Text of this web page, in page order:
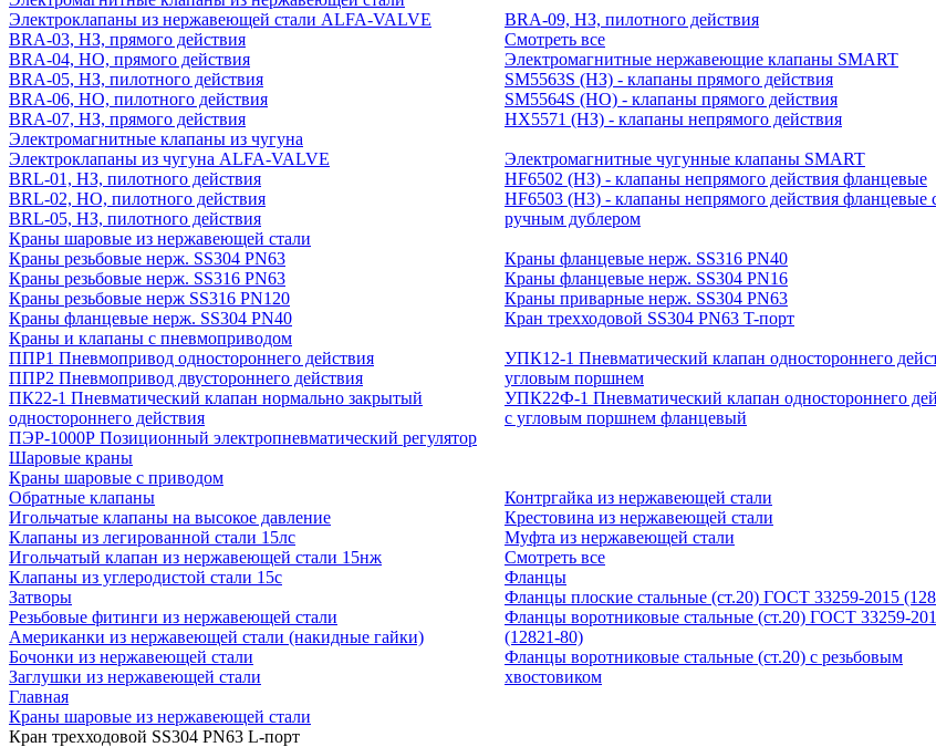
Электроклапаны из нержавеющей стали ALFA-VALVE
BRA-03, НЗ, прямого действия
BRA-04, НО, прямого действия
BRA-05, НЗ, пилотного действия
BRA-06, НО, пилотного действия
BRA-07, НЗ, прямого действия
BRA-09, НЗ, пилотного действия
Смотреть все
Электромагнитные нержавеющие клапаны SMART
SM5563S (НЗ) - клапаны прямого действия
SM5564S (НО) - клапаны прямого действия
HX5571 (НЗ) - клапаны непрямого действия
Электромагнитные клапаны из чугуна
Электроклапаны из чугуна ALFA-VALVE
BRL-01, НЗ, пилотного действия
BRL-02, НО, пилотного действия
BRL-05, НЗ, пилотного действия
Электромагнитные чугунные клапаны SMART
HF6502 (НЗ) - клапаны непрямого действия фланцевые
HF6503 (Н3) - клапаны непрямого действия фланцевые
ручным дублером
Краны шаровые из нержавеющей стали
Краны резьбовые нерж. SS304 PN63
Краны резьбовые нерж. SS316 PN63
Краны резьбовые нерж SS316 PN120
Краны фланцевые нерж. SS304 PN40
Краны фланцевые нерж. SS316 PN40
Краны фланцевые нерж. SS304 PN16
Краны приварные нерж. SS304 PN63
Кран трехходовой SS304 PN63 T-порт
Краны и клапаны с пневмоприводом
ППР1 Пневмопривод одностороннего действия
ППР2 Пневмопривод двустороннего действия
ПК22-1 Пневматический клапан нормально закрытый
одностороннего действия
ПЭР-1000Р Позиционный электропневматический регулятор
УПК12-1 Пневматический клапан одностороннего
угловым поршнем
УПК22Ф-1 Пневматический клапан одностороннего
с угловым поршнем фланцевый
Шаровые краны
Краны шаровые с приводом
Обратные клапаны
Игольчатые клапаны на высокое давление
Клапаны из легированной стали 15лс
Игольчатый клапан из нержавеющей стали 15нж
Клапаны из углеродистой стали 15с
Затворы
Резьбовые фитинги из нержавеющей стали
Американки из нержавеющей стали (накидные гайки)
Бочонки из нержавеющей стали
Заглушки из нержавеющей стали
Контргайка из нержавеющей стали
Крестовина из нержавеющей стали
Муфта из нержавеющей стали
Смотреть все
Фланцы
Фланцы плоские стальные (ст.20) ГОСТ 33259-2015
Фланцы воротниковые стальные (ст.20) ГОСТ 33259-
(12821-80)
Фланцы воротниковые стальные (ст.20) с резьбовым
хвостовиком
Главная
Краны шаровые из нержавеющей стали
Кран трехходовой SS304 PN63 L-порт